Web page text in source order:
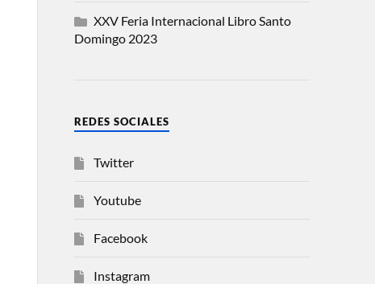
XXV Feria Internacional Libro Santo
Domingo 2023
REDES SOCIALES
Twitter
Youtube
Facebook
Instagram